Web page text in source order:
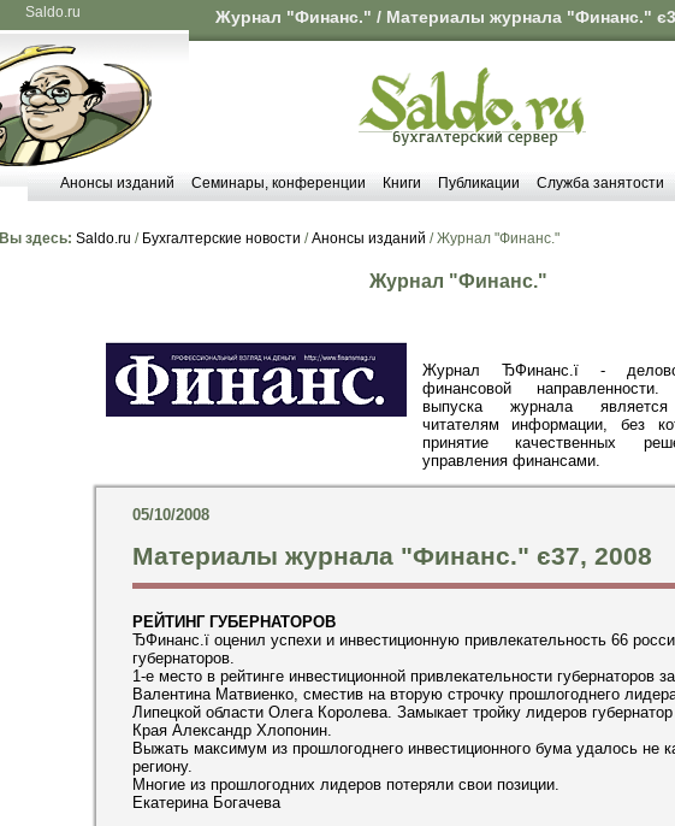
Saldo.ru Журнал "Финанс." / Материалы журнала "Финанс."
Анонсы изданий Семинары, конференции Книги Публикации Служба занятости
Вы здесь: Saldo.ru / Бухгалтерские новости /Анонсы изданий / Журнал "Финанс."
Журнал "Финанс."
Журнал ЂФинанс.ї -
финансовой
выпуска журнала является
читателям информации, без
принятие качественных
управления финансами.
05/10/2008
Материалы журнала "Финанс." є37, 2008
РЕЙТИНГ ГУБЕРНАТОРОВ
ЂФинанс.ї оценил успехи и инвестиционную привлекательность 66
губернаторов.
1-е место в рейтинге инвестиционной привлекательности губернаторов
Валентина Матвиенко, сместив на вторую строчку прошлогоднего
Липецкой области Олега Королева. Замыкает тройку лидеров губернатор
Края Александр Хлопонин.
Выжать максимум из прошлогоднего инвестиционного бума удалось не
региону.
Многие из прошлогодних лидеров потеряли свои позиции.
Екатерина Богачева